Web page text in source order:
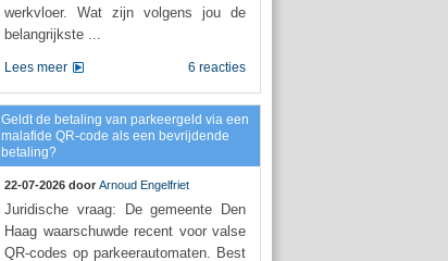
werkvloer. Wat zijn volgens jou de
belangrijkste ...
6 reacties
Lees meer
Geldt de betaling van parkeergeld via een
malafide QR-code als een bevrijdende
betaling?
22-07-2026 door Arnoud Engelfriet
Juridische vraag: De gemeente Den
Haag waarschuwde recent voor valse
QR-codes op parkeerautomaten. Best